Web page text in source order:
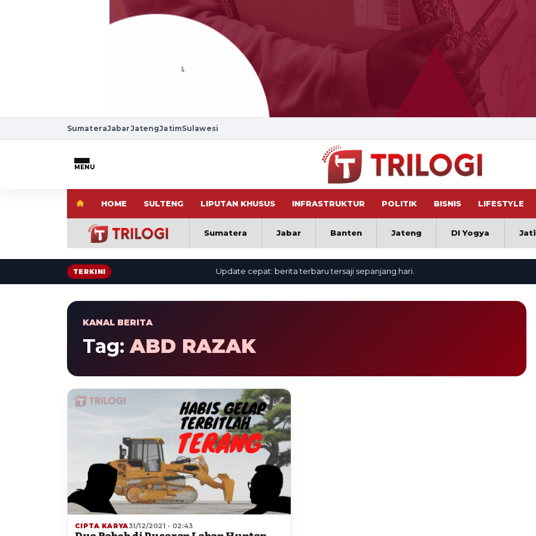
SumateraJabarJatengJatimSulawesi
MENU
HOME SULTENG LIPUTAN KHUSUS INFRASTRUKTUR POLITIK BISNIS LIFESTYLE
Sumatera Jabar Banten Jateng DI Yogya
TERKINI Update cepat: berita terbaru tersaji sepanjang hari.
KANAL BERITA
Tag: ABD RAZAK
CIPTA KARYA31/12/2021 - 02:43